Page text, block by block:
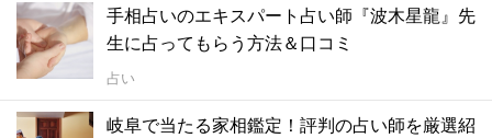
手相占いのエキスパート占い師『波木星龍』先
生に占ってもらう方法＆口コミ
占い
岐阜で当たる家相鑑定！評判の占い師を厳選紹